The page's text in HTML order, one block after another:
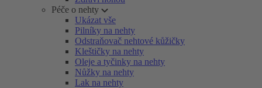
Péče o nehty
Ukázat vše
Pilníky na nehty
Odstraňovač nehtové kůžičky
Kleštičky na nehty
Oleje a tyčinky na nehty
Nůžky na nehty
Lak na nehty